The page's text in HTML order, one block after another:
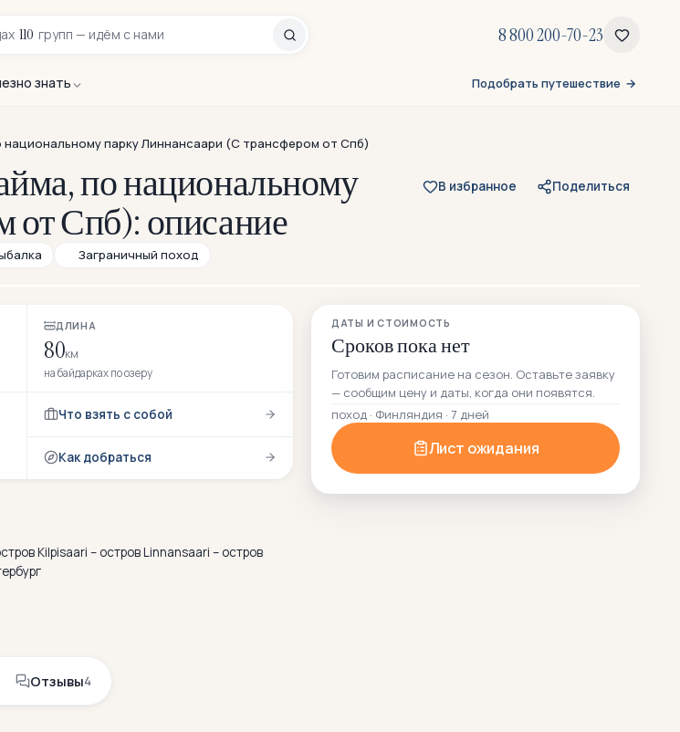
110 групп — идём с нами 8 800 200-70-23
знать Подобрать путешествие
парку Линнансаари (С трансфером от Спб)
по национальному
от Спб): описание
В избранное Поделиться
Заграничный поход
ДЛИНА
80км
на байдарках по озеру
Что взять с собой
Как добраться
Kilpisaari – остров Linnansaari – остров
ДАТЫ И СТОИМОСТЬ
Сроков пока нет
Готовим расписание на сезон. Оставьте заявку
— сообщим цену и даты, когда они появятся.
поход · Финляндия · 7 дней
Лист ожидания
Отзывы4